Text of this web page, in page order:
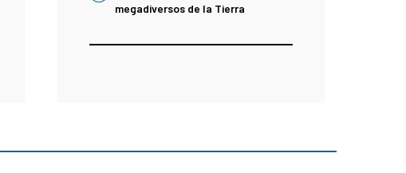
megadiversos de la Tierra